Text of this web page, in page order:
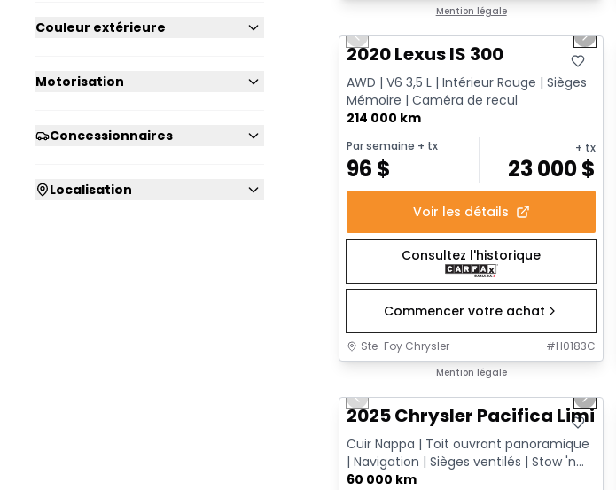
Couleur extérieure
Motorisation
Concessionnaires
Localisation
Mention légale
Très bonne offre
Previous slide
2020 Lexus IS 300
AWD | V6 3,5 L | Intérieur Rouge | Sièges
Mémoire | Caméra de recul
214 000 km
Par semaine + tx
96 $
+ tx
23 000$
Voir les détails
Consultez l'historique
Commencer votre achat
Ste-Foy Chrysler #H0183C
Mention légale
Très bonne offre
Previous slide
2025 Chrysler Pacifica
Cuir Nappa | Toit ouvrant panoramique
| Navigation | Sièges ventilés | Stow 'n
Go | Apple CarPlay & ...
60 000 km